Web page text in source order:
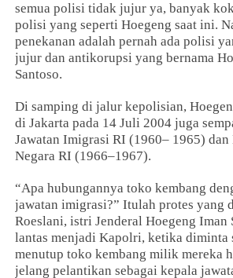
semua polisi tidak jujur ya, banyak
polisi yang seperti Hoegeng saat ini.
penekanan adalah pernah ada polisi
jujur dan antikorupsi yang bernama
Santoso.
Di samping di jalur kepolisian,
di Jakarta pada 14 Juli 2004 juga
Jawatan Imigrasi RI (1960– 1965)
Negara RI (1966–1967).
“Apa hubungannya toko kembang
jawatan imigrasi?” Itulah protes yang
Roeslani, istri Jenderal Hoegeng Iman
lantas menjadi Kapolri, ketika diminta
menutup toko kembang milik mereka
jelang pelantikan sebagai kepala